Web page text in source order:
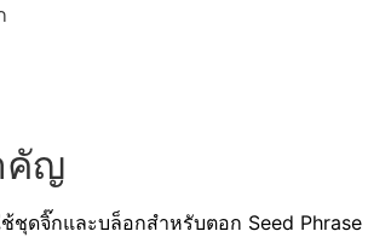
คัญ
ช้ชุดจิ๊กและบล็อกสำหรับตอก Seed Phrase